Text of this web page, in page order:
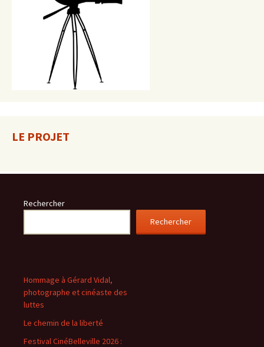
LE PROJET
Rechercher
Rechercher
Hommage à Gérard Vidal,
photographe et cinéaste des
luttes
Le chemin de la liberté
Festival CinéBelleville 2026 :